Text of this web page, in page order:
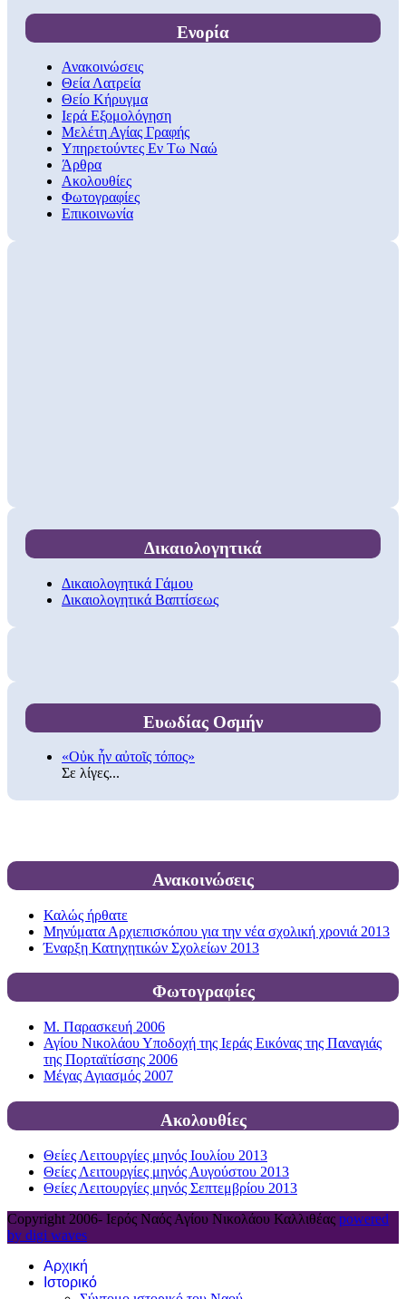
Ενορία
Ανακοινώσεις
Θεία Λατρεία
Θείο Κήρυγμα
Ιερά Εξομολόγηση
Μελέτη Αγίας Γραφής
Υπηρετούντες Εν Τω Ναώ
Άρθρα
Ακολουθίες
Φωτογραφίες
Επικοινωνία
Δικαιολογητικά
Δικαιολογητικά Γάμου
Δικαιολογητικά Βαπτίσεως
Ευωδίας Οσμήν
«Οὐκ ἦν αὐτοῖς τόπος»
Σε λίγες...
Ανακοινώσεις
Καλώς ήρθατε
Μηνύματα Αρχιεπισκόπου για την νέα σχολική χρονιά 2013
Έναρξη Κατηχητικών Σχολείων 2013
Φωτογραφίες
Μ. Παρασκευή 2006
Αγίου Νικολάου Υποδοχή της Ιεράς Εικόνας της Παναγιάς
της Πορταϊτίσσης 2006
Μέγας Αγιασμός 2007
Ακολουθίες
Θείες Λειτουργίες μηνός Ιουλίου 2013
Θείες Λειτουργίες μηνός Αυγούστου 2013
Θείες Λειτουργίες μηνός Σεπτεμβρίου 2013
Copyright 2006- Ιερός Ναός Αγίου Νικολάου Καλλιθέας powered
by digi waves
Αρχική
Ιστορικό